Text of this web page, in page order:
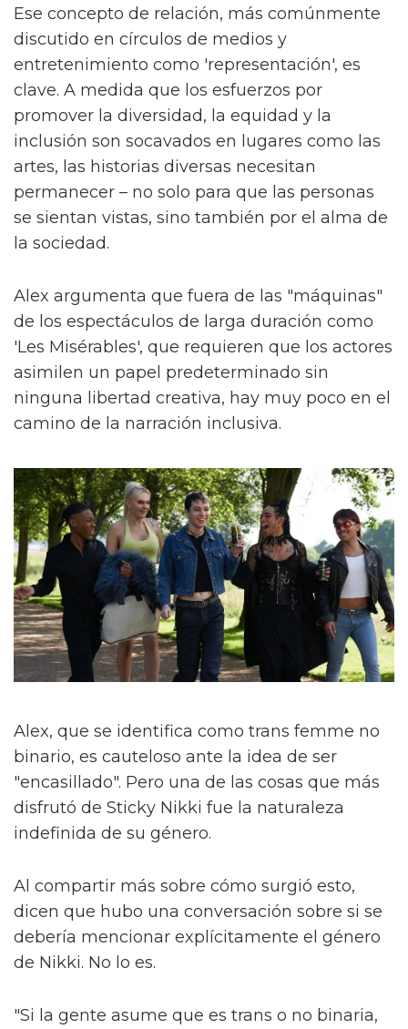
Ese concepto de relación, más comúnmente
discutido en círculos de medios y
entretenimiento como 'representación', es
clave. A medida que los esfuerzos por
promover la diversidad, la equidad y la
inclusión son socavados en lugares como las
artes, las historias diversas necesitan
permanecer – no solo para que las personas
se sientan vistas, sino también por el alma de
la sociedad.
Alex argumenta que fuera de las "máquinas"
de los espectáculos de larga duración como
'Les Misérables', que requieren que los actores
asimilen un papel predeterminado sin
ninguna libertad creativa, hay muy poco en el
camino de la narración inclusiva.
Alex, que se identifica como trans femme no
binario, es cauteloso ante la idea de ser
"encasillado". Pero una de las cosas que más
disfrutó de Sticky Nikki fue la naturaleza
indefinida de su género.
Al compartir más sobre cómo surgió esto,
dicen que hubo una conversación sobre si se
debería mencionar explícitamente el género
de Nikki. No lo es.
"Si la gente asume que es trans o no binaria,